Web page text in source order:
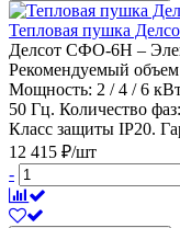
Тепловая пушка
Делсот СФО-6Н –
Рекомендуемый
Мощность: 2 / 4 / 6
50 Гц. Количество
Класс защиты IP20.
12 415 ₽/шт
-